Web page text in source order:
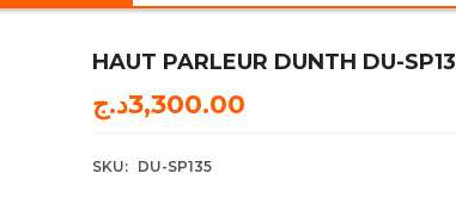
HAUT PARLEUR DUNTH DU-
3,300.00د.ج
SKU: DU-SP135